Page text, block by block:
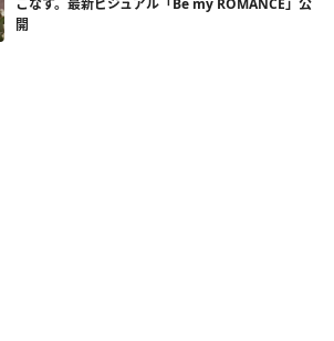
こなす。最新ビジュアル「Be my ROMANCE」公
開